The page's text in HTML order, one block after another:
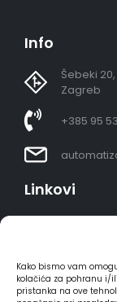
Kako bismo vam
kolačića za pohranu i/
pristanka na ove
Info
Šebeki
Zagreb
+385 95
Linkovi
Sigurno
karticama
Dostava